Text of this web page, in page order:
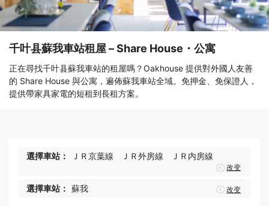
千叶县蘇我車站租屋 – Share House・公寓
正在尋找千叶县蘇我車站的租屋嗎？Oakhouse 提供對外國人友善
的 Share House 與公寓，遍佈蘇我車站全域。免押金、免保證人，
提供帶家具家電的短租到長租方案。
選擇車站： ＪＲ京葉線 ＪＲ外房線 ＪＲ内房線
改变
選擇車站： 蘇我 改变